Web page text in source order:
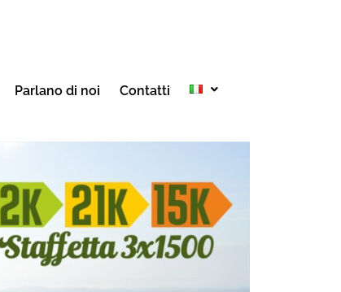
Parlano di noi Contatti